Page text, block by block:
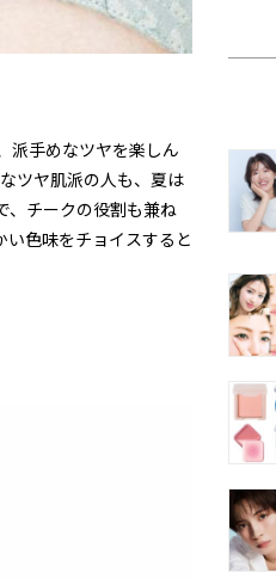
派手めなツヤを楽しん
ツヤ肌派の人も、夏は
、チークの役割も兼ね
色味をチョイスすると